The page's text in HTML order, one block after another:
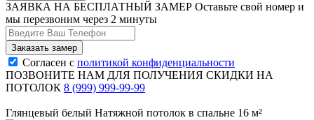
ЗАЯВКА НА БЕСПЛАТНЫЙ ЗАМЕР Оставьте свой номер и
мы перезвоним через 2 минуты
Согласен с политикой конфиденциальности
ПОЗВОНИТЕ НАМ ДЛЯ ПОЛУЧЕНИЯ СКИДКИ НА
ПОТОЛОК 8 (999) 999-99-99
Глянцевый белый Натяжной потолок в спальне 16 м²